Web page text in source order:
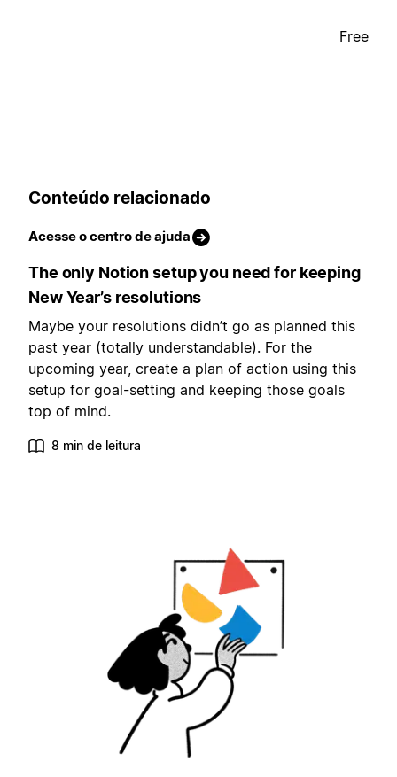
Free
Conteúdo relacionado
Acesse o centro de ajuda
The only Notion setup you need for keeping
New Year’s resolutions
Maybe your resolutions didn’t go as planned this
past year (totally understandable). For the
upcoming year, create a plan of action using this
setup for goal-setting and keeping those goals
top of mind.
8 min de leitura